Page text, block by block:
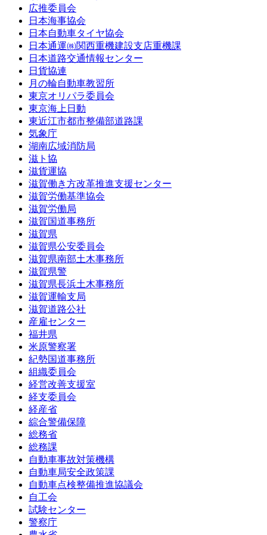
広推委員会
日本海事協会
日本自動車タイヤ協会
日本通運㈱関西重機建設支店重機課
日本道路交通情報センター
日貨協連
月の輪自動車教習所
東京オリパラ委員会
東京海上日動
東近江市都市整備部道路課
気象庁
湖南広域消防局
滋ト協
滋貨運協
滋賀働き方改革推進支援センター
滋賀労働基準協会
滋賀労働局
滋賀国道事務所
滋賀県
滋賀県公安委員会
滋賀県南部土木事務所
滋賀県警
滋賀県長浜土木事務所
滋賀運輸支局
滋賀道路公社
産雇センター
福井県
米原警察署
紀勢国道事務所
組織委員会
経営改善支援室
経支委員会
経産省
綜合警備保障
総務省
総務課
自動車事故対策機構
自動車局安全政策課
自動車点検整備推進協議会
自工会
試験センター
警察庁